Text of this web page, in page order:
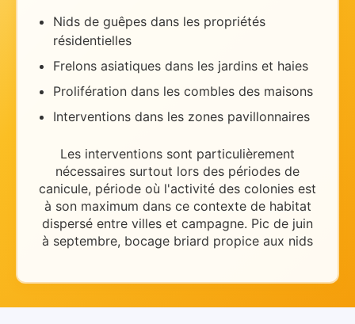
Nids de guêpes dans les propriétés
résidentielles
Frelons asiatiques dans les jardins et haies
Prolifération dans les combles des maisons
Interventions dans les zones pavillonnaires
Les interventions sont particulièrement
nécessaires surtout lors des périodes de
canicule, période où l'activité des colonies est
à son maximum dans ce contexte de habitat
dispersé entre villes et campagne. Pic de juin
à septembre, bocage briard propice aux nids